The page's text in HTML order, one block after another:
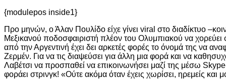
{modulepos inside1}
Προ μηνών, ο Άλαν Πουλίδο είχε γίνει viral στο διαδίκτυο
Μεξικανού ποδοσφαιριστή πλέον του Ολυμπιακού να
από την Αργεντινή έχει δει αρκετές φορές το όνομά της να
Ζερμέν. Για να τις διαψεύσει για άλλη μια φορά και να
Λαβέτσι να προσπαθεί να επικοινωνήσει μαζί της μέσω Skype-
φοράει στρινγκ! «Ούτε ακόμα όταν έχεις χωρίσει, ηρεμείς